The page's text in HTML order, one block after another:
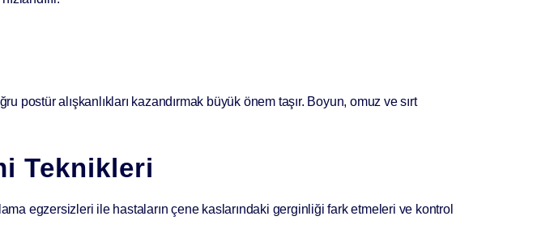
postür alışkanlıkları kazandırmak büyük önem taşır. Boyun, omuz ve sırt
Teknikleri
egzersizleri ile hastaların çene kaslarındaki gerginliği fark etmeleri ve kontrol